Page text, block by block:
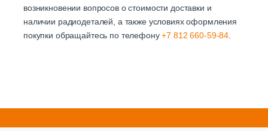
возникновении вопросов о стоимости доставки и
наличии радиодеталей, а также условиях оформления
покупки обращайтесь по телефону+7 812 660-59-84.